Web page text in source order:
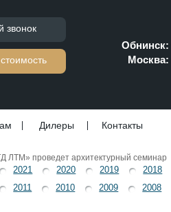
звонок
Обнинск:
Москва:
Дилеры Контакты
ЛТМ» проведет архитектурный семинар
2021 2020 2019 2018
2011 2010 2009 2008